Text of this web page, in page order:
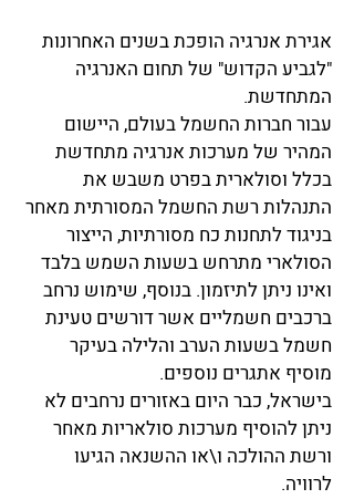
אגירת אנרגיה הופכת בשנים האחרונות
"לגביע הקדוש" של תחום האנרגיה
המתחדשת.
עבור חברות החשמל בעולם, היישום
המהיר של מערכות אנרגיה מתחדשת
בכלל וסולארית בפרט משבש את
התנהלות רשת החשמל המסורתית מאחר
בניגוד לתחנות כח מסורתיות, הייצור
הסולארי מתרחש בשעות השמש בלבד
ואינו ניתן לתיזמון. בנוסף, שימוש נרחב
ברכבים חשמליים אשר דורשים טעינת
חשמל בשעות הערב והלילה בעיקר
מוסיף אתגרים נוספים.
בישראל, כבר היום באזורים נרחבים לא
ניתן להוסיף מערכות סולאריות מאחר
ורשת ההולכה ו\או ההשנאה הגיעו
לרוויה.